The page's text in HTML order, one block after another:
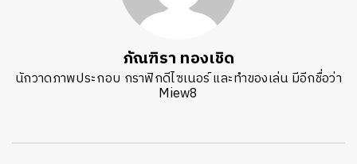
ภัณฑิรา ทองเชิด
นักวาดภาพประกอบ กราฟิกดีไซเนอร์ และทำของเล่น มีอีกชื่อว่า
Miew8